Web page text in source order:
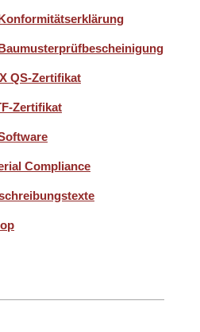
QS-Zertifikat
Zertifikat
Compliance